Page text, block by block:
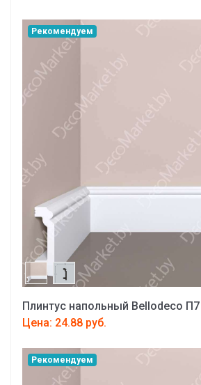
Рекомендуем
Плинтус напольный Bellodeco
Цена: 24.88 руб.
Рекомендуем